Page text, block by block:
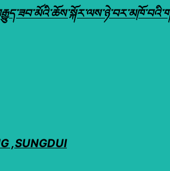
,SUNGDUI